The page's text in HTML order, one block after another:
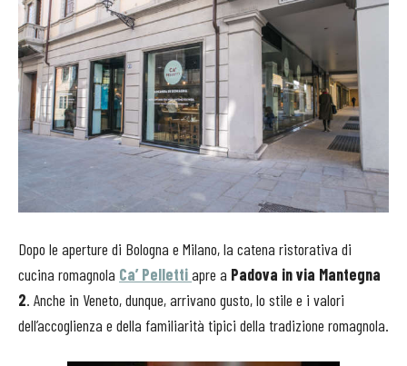
Dopo le aperture di Bologna e Milano, la catena ristorativa di
cucina romagnola Ca’ Pellettiapre a Padova in via Mantegna
2. Anche in Veneto, dunque, arrivano gusto, lo stile e i valori
dell’accoglienza e della familiarità tipici della tradizione romagnola.